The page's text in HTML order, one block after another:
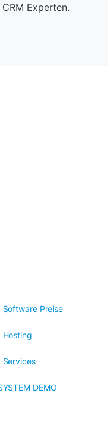
Experten.
Software Preise
Hosting
Services
DEMO